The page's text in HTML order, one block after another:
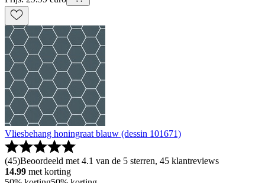
Vliesbehang honingraat blauw (dessin 101671)
(45)Beoordeeld met 4.1 van de 5 sterren, 45 klantreviews
14.99 met korting